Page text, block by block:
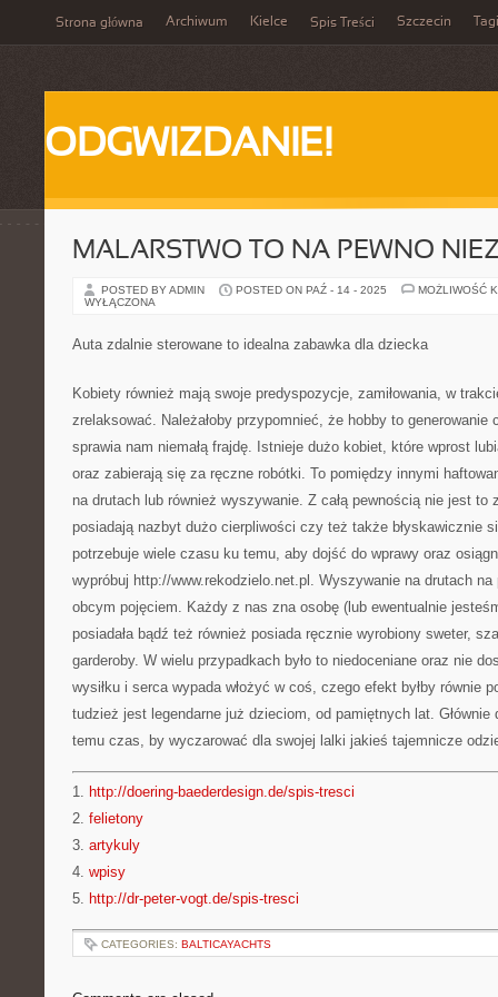
Strona główna Archiwum Kielce Spis Treści Szczecin Tagi
ODGWIZDANIE!
MALARSTWO TO NA PEWNO
POSTED BY ADMIN POSTED ON PAŹ - 14 - 2025
MOŻLIWOŚĆ
WYŁĄCZONA
Auta zdalnie sterowane to idealna zabawka dla dziecka
Kobiety również mają swoje predyspozycje, zamiłowania, w
zrelaksować. Należałoby przypomnieć, że hobby to generowanie
sprawia nam niemałą frajdę. Istnieje dużo kobiet, które wprost
oraz zabierają się za ręczne robótki. To pomiędzy innymi
na drutach lub również wyszywanie. Z całą pewnością nie jest to
posiadają nazbyt dużo cierpliwości czy też także błyskawicznie
potrzebuje wiele czasu ku temu, aby dojść do wprawy oraz
wypróbuj http://www.rekodzielo.net.pl. Wyszywanie na drutach
obcym pojęciem. Każdy z nas zna osobę (lub ewentualnie
posiadała bądź też również posiada ręcznie wyrobiony sweter,
garderoby. W wielu przypadkach było to niedoceniane oraz nie
wysiłku i serca wypada włożyć w coś, czego efekt byłby równie
tudzież jest legendarne już dzieciom, od pamiętnych lat. Głównie
temu czas, by wyczarować dla swojej lalki jakieś tajemnicze
1. http://doering-baederdesign.de/spis-tresci
2. felietony
3. artykuly
4. wpisy
5. http://dr-peter-vogt.de/spis-tresci
CATEGORIES: BALTICAYACHTS